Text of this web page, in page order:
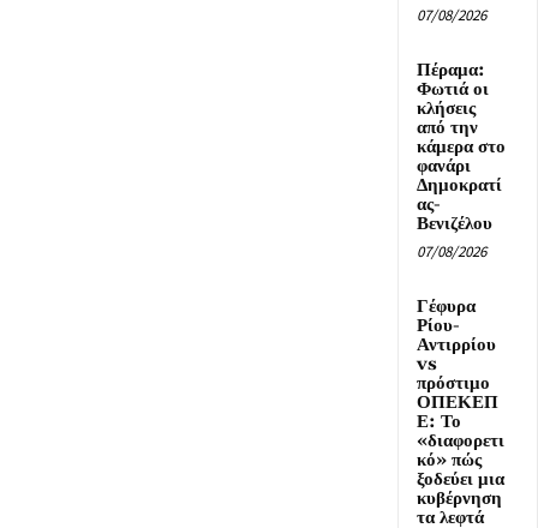
07/08/2026
Πέραμα:
Φωτιά οι
κλήσεις
από την
κάμερα στο
φανάρι
Δημοκρατί
ας-
Βενιζέλου
07/08/2026
Γέφυρα
Ρίου-
Αντιρρίου
vs
πρόστιμο
ΟΠΕΚΕΠ
Ε: Το
«διαφορετι
κό» πώς
ξοδεύει μια
κυβέρνηση
τα λεφτά